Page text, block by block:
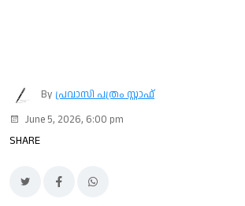
By പ്രവാസി പത്രം സ്റ്റാഫ്
June 5, 2026, 6:00 pm
SHARE